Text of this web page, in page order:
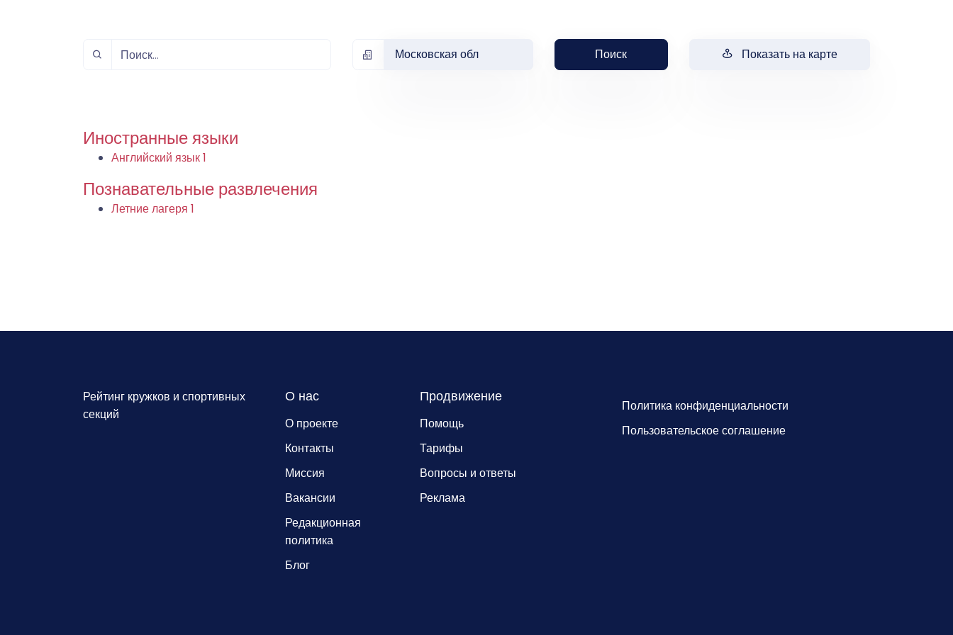
Московская обл Поиск Показать на карте
Иностранные языки
Английский язык1
Познавательные развлечения
Летние лагеря 1
Рейтинг кружков и спортивных
секций
О нас
О проекте
Контакты
Миссия
Вакансии
Редакционная
политика
Блог
Продвижение
Помощь
Тарифы
Вопросы и ответы
Реклама
Политика конфиденциальности
Пользовательское соглашение